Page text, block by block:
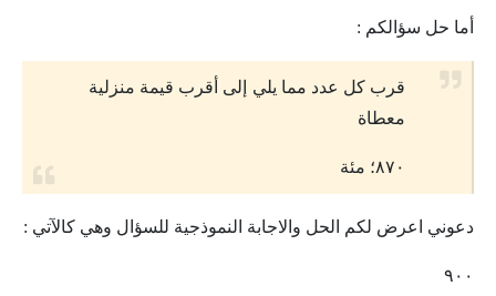
أما حل سؤالكم :
قرب كل عدد مما يلي إلى أقرب قيمة منزلية
معطاة
٨٧٠؛ مئة
دعوني اعرض لكم الحل والاجابة النموذجية للسؤال وهي كالآتي :
٩٠٠